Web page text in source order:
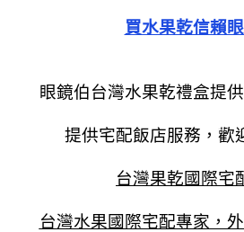
買水果乾信賴
眼鏡伯台灣水果乾禮盒提
提供宅配飯店服務，歡
台灣果乾國際宅
台灣水果國際宅配專家，